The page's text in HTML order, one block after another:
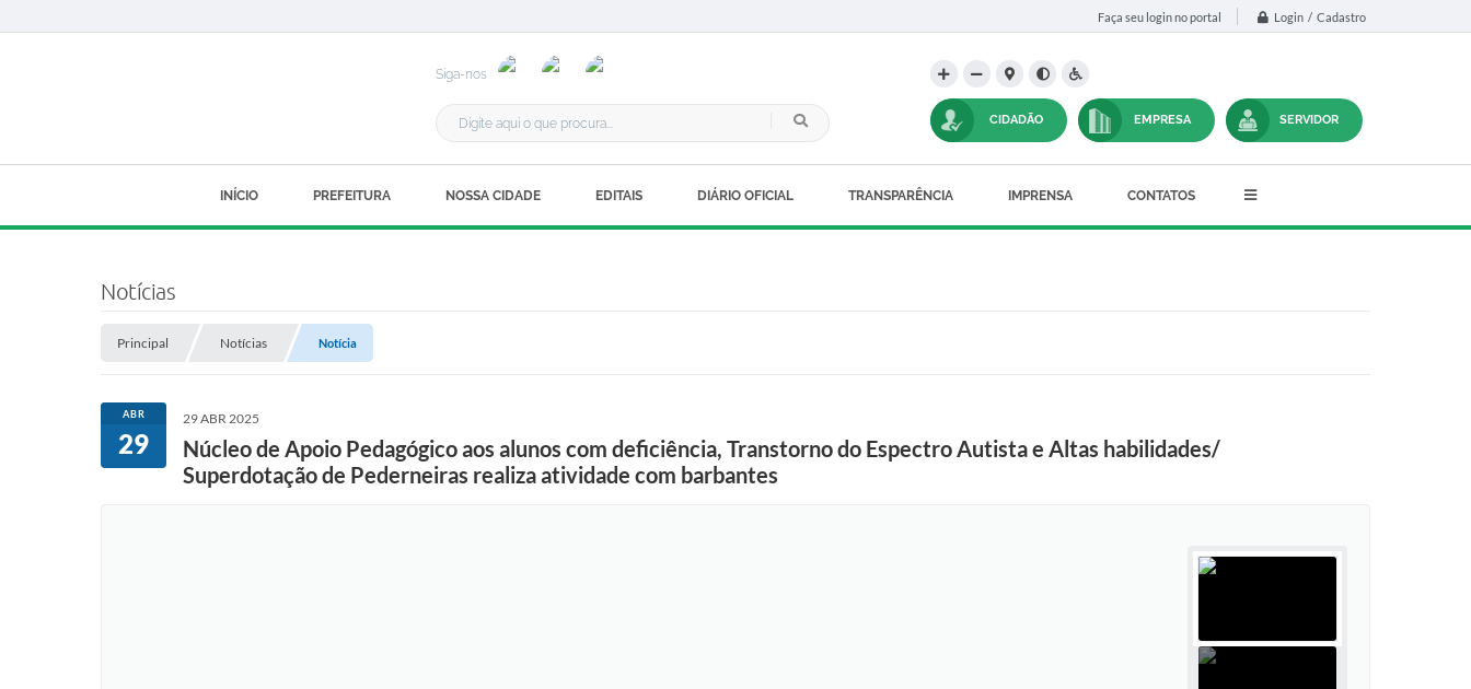
Faça seu login no portal Login / Cadastro
Siga-nos
CIDADÃO EMPRESA SERVIDOR
INÍCIO PREFEITURA NOSSA CIDADE EDITAIS DIÁRIO OFICIAL TRANSPARÊNCIA IMPRENSA CONTATOS
Notícias
Principal Notícias Notícia
ABR
29
29 ABR 2025
Núcleo de Apoio Pedagógico aos alunos com deficiência, Transtorno do Espectro Autista e Altas habilidades/
Superdotação de Pederneiras realiza atividade com barbantes